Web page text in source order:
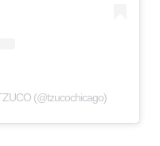
(@tzucochicago)